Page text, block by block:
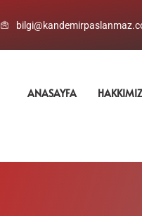
ANASAYFA